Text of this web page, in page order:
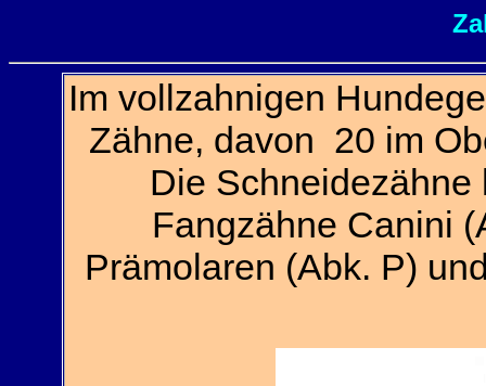
Im vollzahnigen
Zähne, davon 20 im
Die
Fangzähne Canini
Prämolaren (Abk. P)